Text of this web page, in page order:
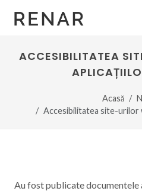
ACCESIBILITATEA
Acasă
Accesibilitatea site-urilor
Au fost publicate documentele